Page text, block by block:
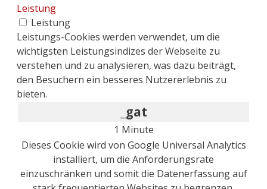
Leistung
Leistung
Leistungs-Cookies werden verwendet, um die
wichtigsten Leistungsindizes der Webseite zu
verstehen und zu analysieren, was dazu beiträgt,
den Besuchern ein besseres Nutzererlebnis zu
bieten.
_gat
1 Minute
Dieses Cookie wird von Google Universal Analytics
installiert, um die Anforderungsrate
einzuschränken und somit die Datenerfassung auf